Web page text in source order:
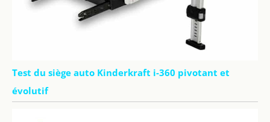
Test du siège auto Kinderkraft i-360 pivotant et
évolutif